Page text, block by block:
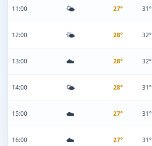
11:00 🌤️ 27° 31°
12:00 🌤️ 28° 32°
13:00 ☁️ 28° 32°
14:00 🌤️ 28° 31°
15:00 ☁️ 27° 31°
16:00 ☁️ 27° 31°